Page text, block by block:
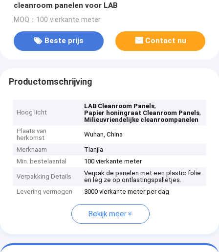
cleanroom panelen voor LAB
MOQ：100 vierkante meter
Beste prijs Contact nu
Productomschrijving
Hoog licht
LAB Cleanroom Panels,
Papier honingraat Cleanroom Panels,
Milieuvriendelijke cleanroompanelen
Plaats van
herkomst
Wuhan, China
Merknaam
Tianjia
Min. bestelaantal
100 vierkante meter
Verpakking Details
Verpak de panelen met een plastic folie
en leg ze op ontlastingspalletjes.
Levering vermogen
3000 vierkante meter per dag
Bekijk meer